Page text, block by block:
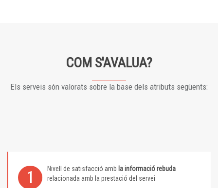
COM S'AVALUA?
Els serveis són valorats sobre la base dels atributs següents:
1 Nivell de satisfacció amb la informació rebuda
relacionada amb la prestació del servei